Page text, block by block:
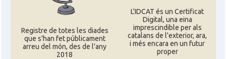
Registre de totes les diades
que s'han fet públicament
arreu del món, des de l'any
2018
L'IDCAT és un Certificat
Digital, una eina
imprescindible per als
catalans de l'exterior, ara,
i més encara en un futur
proper